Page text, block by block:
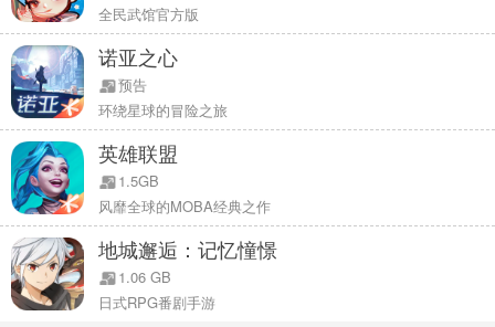
-激爽PK 畅游江湖
皇宫决斗、热血帮战、多样组队PK玩法，与好友一同畅游江湖，弹指
之间，领略江湖侠骨豪情。
【玩家好评】
-记得刚开始玩大话还是上初中的时候，承载着年少时的很多欢乐，一
起练级，一起帮战，一起杀星，现在工作了没有那么多时间啦，但是
手游出了真不错，让快乐延续下去！
-从第一个固定队朋友来开到现在，接触大话手游一年多了，不知道能
否坚持到孩子都能打酱油，也不知道那个时候我会不会冲动整个一年
又一年，总之很感谢，认识的你们，以后就算分开、不联络，也都会
全民武馆官方版
诺亚之心
预告
环绕星球的冒险之旅
英雄联盟
1.5GB
风靡全球的MOBA经典之作
地城邂逅：记忆憧憬
1.06 GB
日式RPG番剧手游